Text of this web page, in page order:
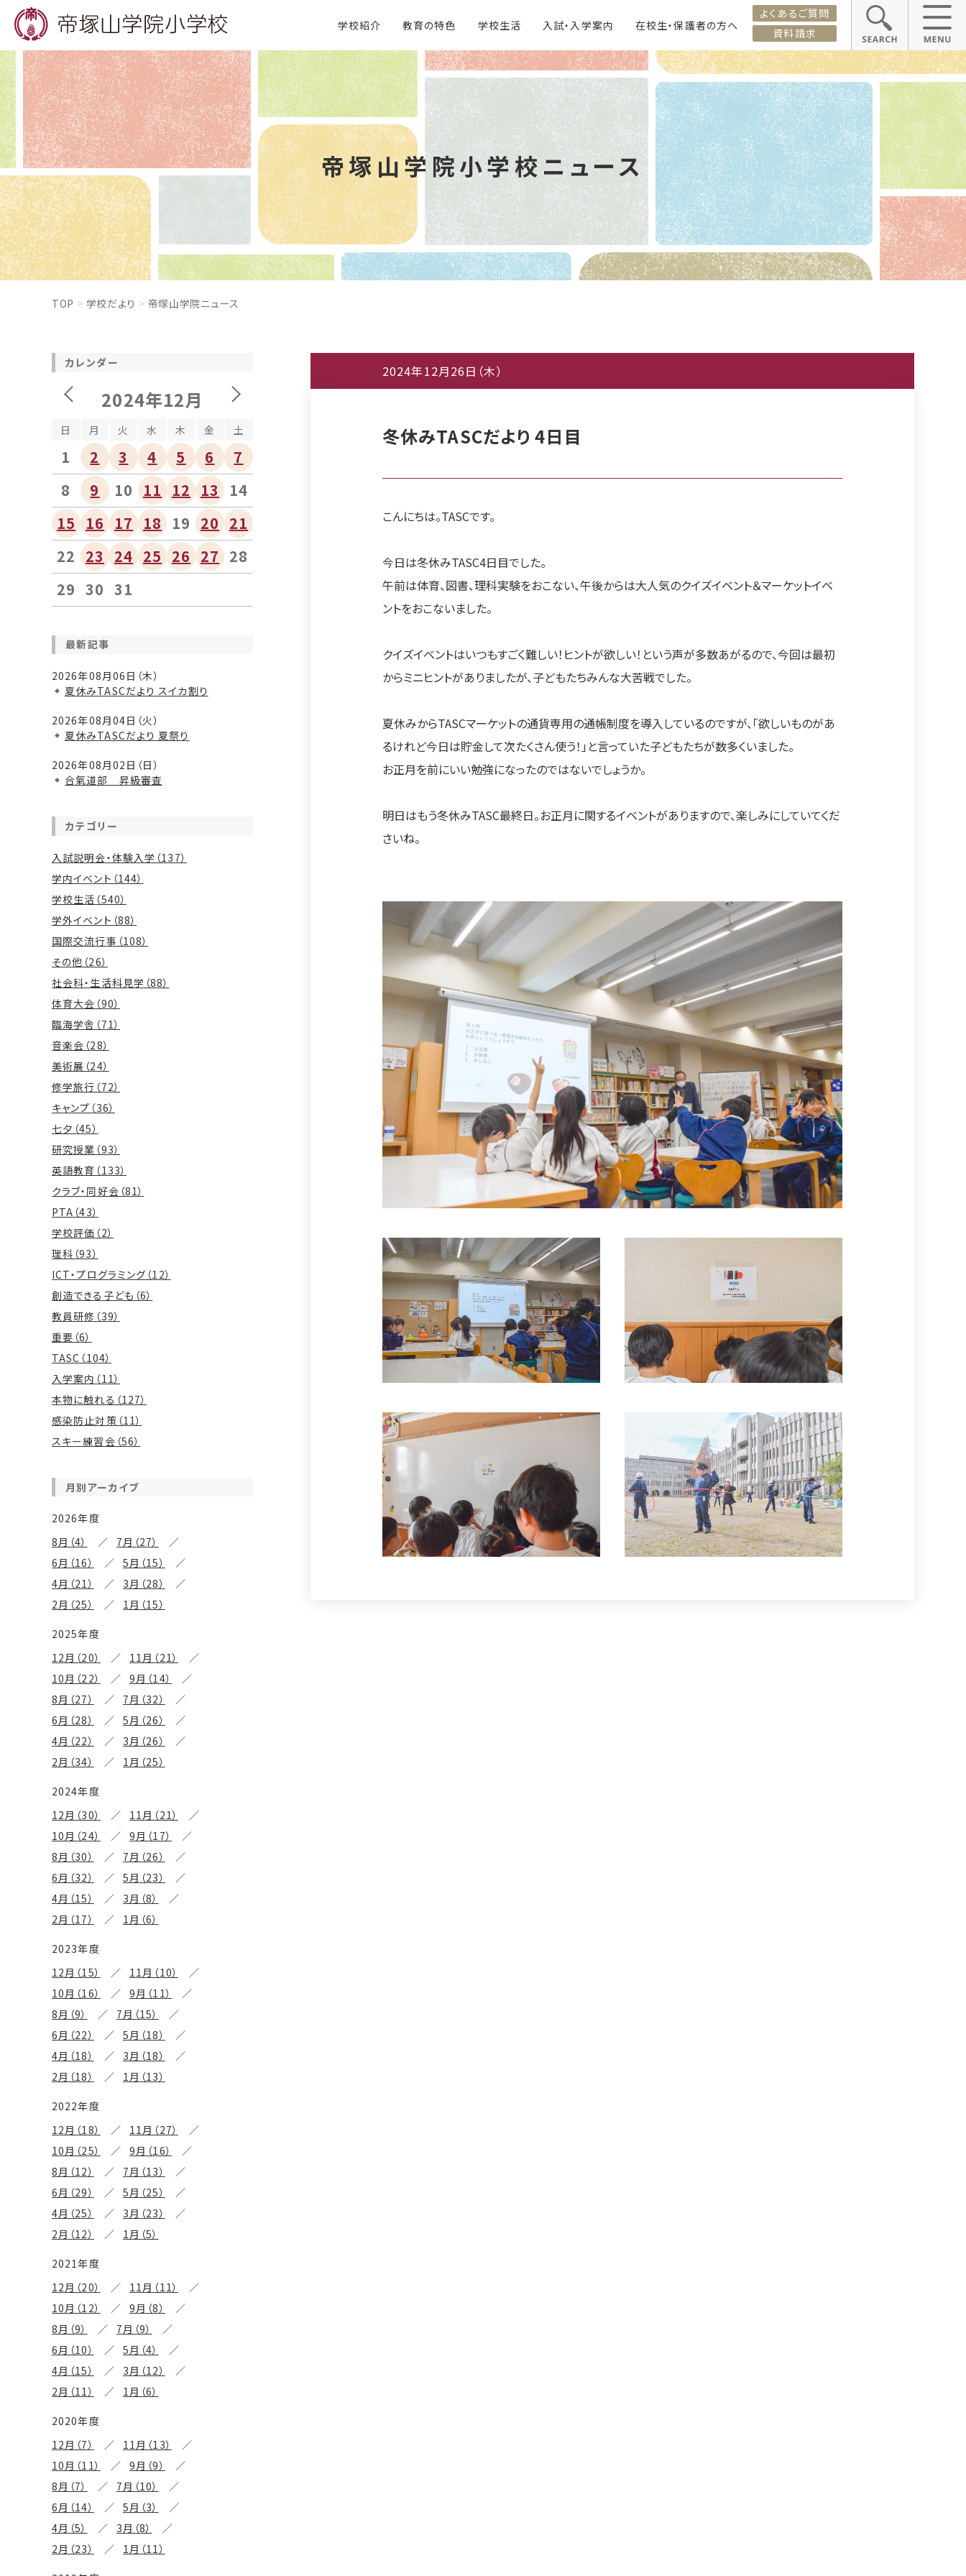
学校紹介 教育の特色 学校生活 入試・入学案内 在校生・保護者の方へ
よくあるご質問
資料請求
帝塚山学院小学校ニュース
TOP 学校だより 帝塚山学院ニュース
2024年12月26日（木）
冬休みTASCだより 4日目
こんにちは。TASCです。
今日は冬休みTASC4日目でした。
午前は体育、図書、理科実験をおこない、午後からは大人気のクイズイベント＆マーケットイベ
ントをおこないました。
クイズイベントはいつもすごく難しい！ヒントが欲しい！という声が多数あがるので、今回は最初
からミニヒントがありましたが、子どもたちみんな大苦戦でした。
夏休みからTASCマーケットの通貨専用の通帳制度を導入しているのですが、「欲しいものがあ
るけれど今日は貯金して次たくさん使う！」と言っていた子どもたちが数多くいました。
お正月を前にいい勉強になったのではないでしょうか。
明日はもう冬休みTASC最終日。お正月に関するイベントがありますので、楽しみにしていてくだ
さいね。
カレンダー
2024年12月
日 月 火 水 木 金 土
1 2 3 4 5 6
7
8
9 10 11 12 13
14
15
16 17 18 19 20 21
22 23 24 25 26 27 28
29 30 31
最新記事
2026年08月06日（木）
夏休みTASCだより スイカ割り
2026年08月04日（火）
夏休みTASCだより 夏祭り
2026年08月02日（日）
合氣道部 昇級審査
カテゴリー
入試説明会・体験入学（137）
学内イベント（144）
学校生活（540）
学外イベント（88）
国際交流行事（108）
その他（26）
社会科・生活科見学（88）
体育大会（90）
臨海学舎（71）
音楽会（28）
美術展（24）
修学旅行（72）
キャンプ（36）
七夕（45）
研究授業（93）
英語教育（133）
クラブ・同好会（81）
PTA（43）
学校評価（2）
理科（93）
ICT・プログラミング（12）
創造できる子ども（6）
教員研修（39）
重要（6）
TASC（104）
入学案内（11）
本物に触れる（127）
感染防止対策（11）
スキー練習会（56）
月別アーカイブ
2026年度
8月（4）
7月（27）
6月（16）
5月（15）
4月（21）
3月（28）
2月（25）
1月（15）
2025年度
12月（20）
11月（21）
10月（22）
9月（14）
8月（27）
7月（32）
6月（28）
5月（26）
4月（22）
3月（26）
2月（34）
1月（25）
2024年度
12月（30）
11月（21）
10月（24）
9月（17）
8月（30）
7月（26）
6月（32）
5月（23）
4月（15）
3月（8）
2月（17）
1月（6）
2023年度
12月（15）
11月（10）
10月（16）
9月（11）
8月（9）
7月（15）
6月（22）
5月（18）
4月（18）
3月（18）
2月（18）
1月（13）
2022年度
12月（18）
11月（27）
10月（25）
9月（16）
8月（12）
7月（13）
6月（29）
5月（25）
4月（25）
3月（23）
2月（12）
1月（5）
2021年度
12月（20）
11月（11）
10月（12）
9月（8）
8月（9）
7月（9）
6月（10）
5月（4）
4月（15）
3月（12）
2月（11）
1月（6）
2020年度
12月（7）
11月（13）
10月（11）
9月（9）
8月（7）
7月（10）
6月（14）
5月（3）
4月（5）
3月（8）
2月（23）
1月（11）